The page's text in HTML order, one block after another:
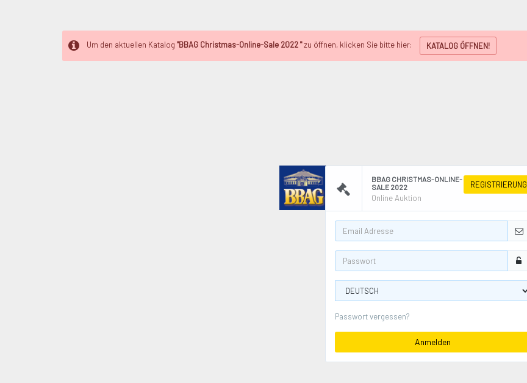
Um den aktuellen Katalog "BBAG Christmas-Online-Sale 2022 "zu öffnen, klicken Sie bitte hier: KATALOG ÖFFNEN!
REGISTRIERUNG
BBAG CHRISTMAS-ONLINE-
SALE 2022
Online Auktion
Passwort vergessen?
Anmelden